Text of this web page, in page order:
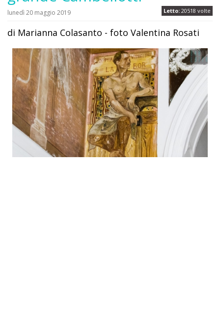
Letto: 20518 volte
lunedì 20 maggio 2019
di Marianna Colasanto - foto Valentina Rosati